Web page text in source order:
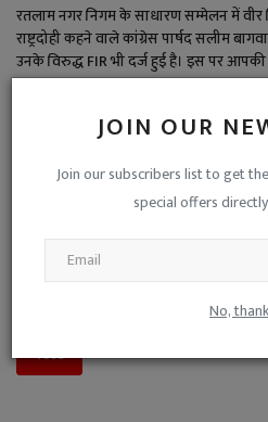
JOIN OUR
Join our subscribers list to get
special offers
No,
रतलाम नगर निगम के साधारण सम्मेलन में वीर
राष्ट्रदोही कहने वाले कांग्रेस पार्षद सलीम
उनके विरुद्ध FIR भी दर्ज हुई है। इस पर आपकी
इतना बड़ा अपराध नहीं है, जितनी बड़ी
बड़ा अपराध है, पार्षद पद से बर्खास्त भी करना
पक्ष-विपक्ष की मिली-जुली कुश्ती है,
यह जनहित के मुद्दों से ध्यान भटकाने की
Vote View Results